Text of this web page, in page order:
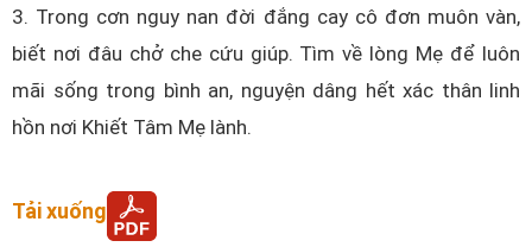
3. Trong cơn nguy nan đời đắng cay cô đơn muôn vàn,
biết nơi đâu chở che cứu giúp. Tìm về lòng Mẹ để luôn
mãi sống trong bình an, nguyện dâng hết xác thân linh
hồn nơi Khiết Tâm Mẹ lành.
Tải xuống